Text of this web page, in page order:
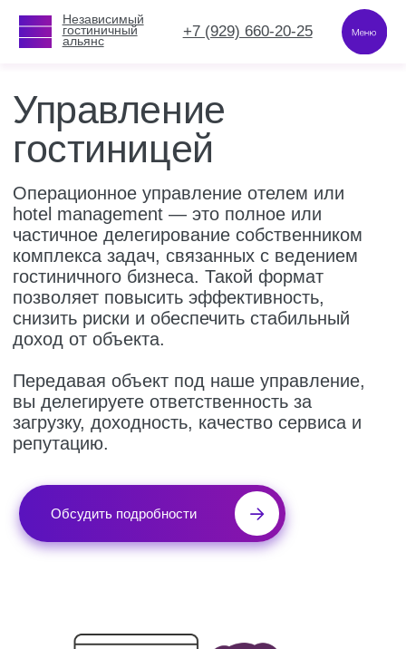
Независимый
гостиничный
альянс
+7 (929) 660-20-25
Независимый
гостиничный
альянс
+7 (929) 660-20-25
гостиницей
Операционное управление отелем или
hotel management — это полное или
частичное делегирование собственником
гостиничного бизнеса. Такой формат
позволяет повысить эффективность,
снизить риски и обеспечить стабильный
доход от объекта.
Передавая объект под наше управление,
вы делегируете ответственность за
загрузку, доходность, качество сервиса и
репутацию.